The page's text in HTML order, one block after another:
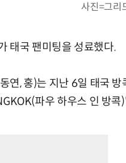
사진=그리
태국 팬미팅을 성료했다.
연, 홍)는 지난 6일 태국
파우 하우스 인 방콕